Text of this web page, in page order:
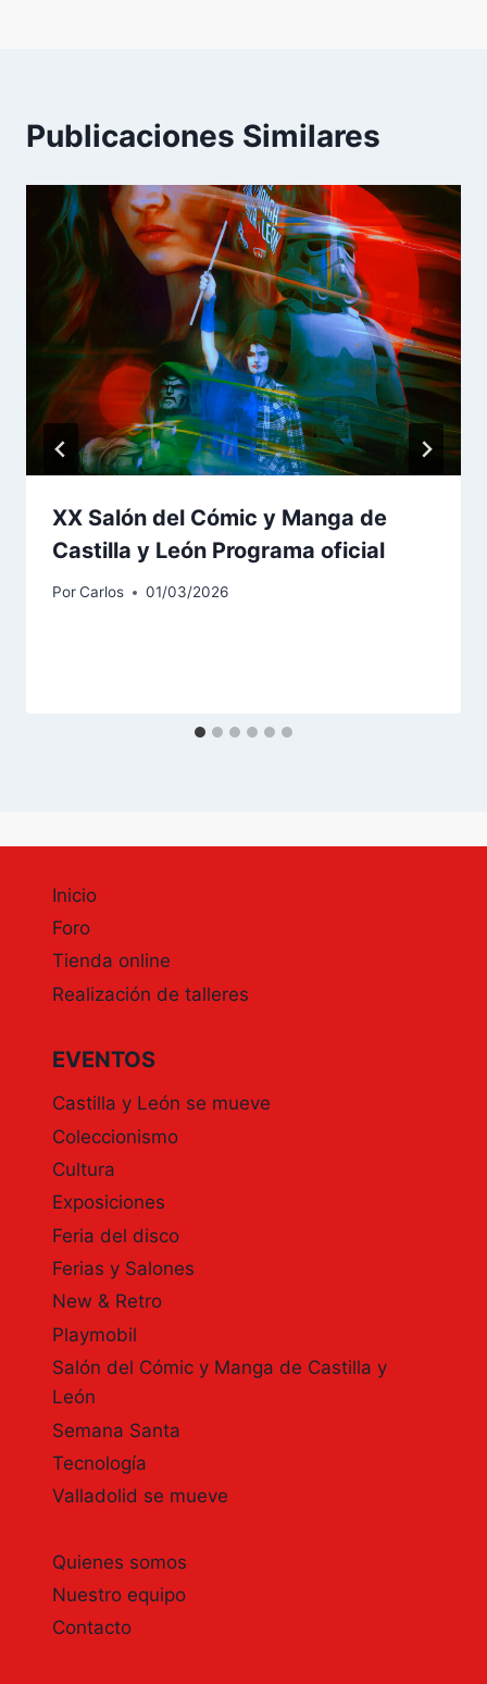
Publicaciones Similares
XX Salón del Cómic y Manga de
Castilla y León Programa oficial
PorCarlos 01/03/2026
Inicio
Foro
Tienda online
Realización de talleres
EVENTOS
Castilla y León se mueve
Coleccionismo
Cultura
Exposiciones
Feria del disco
Ferias y Salones
New & Retro
Playmobil
Salón del Cómic y Manga de Castilla y
León
Semana Santa
Tecnología
Valladolid se mueve
Quienes somos
Nuestro equipo
Contacto